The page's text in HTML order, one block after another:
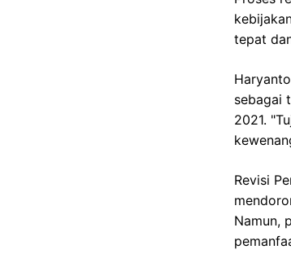
tepat
sebagai
2021.
Revisi
Namun,